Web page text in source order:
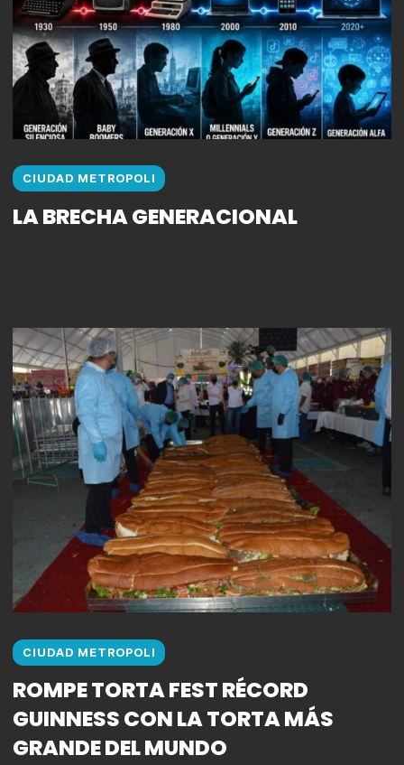
CIUDAD METROPOLI
LA BRECHA GENERACIONAL
CIUDAD METROPOLI
ROMPE TORTA FEST RÉCORD
GUINNESS CON LA TORTA MÁS
GRANDE DEL MUNDO